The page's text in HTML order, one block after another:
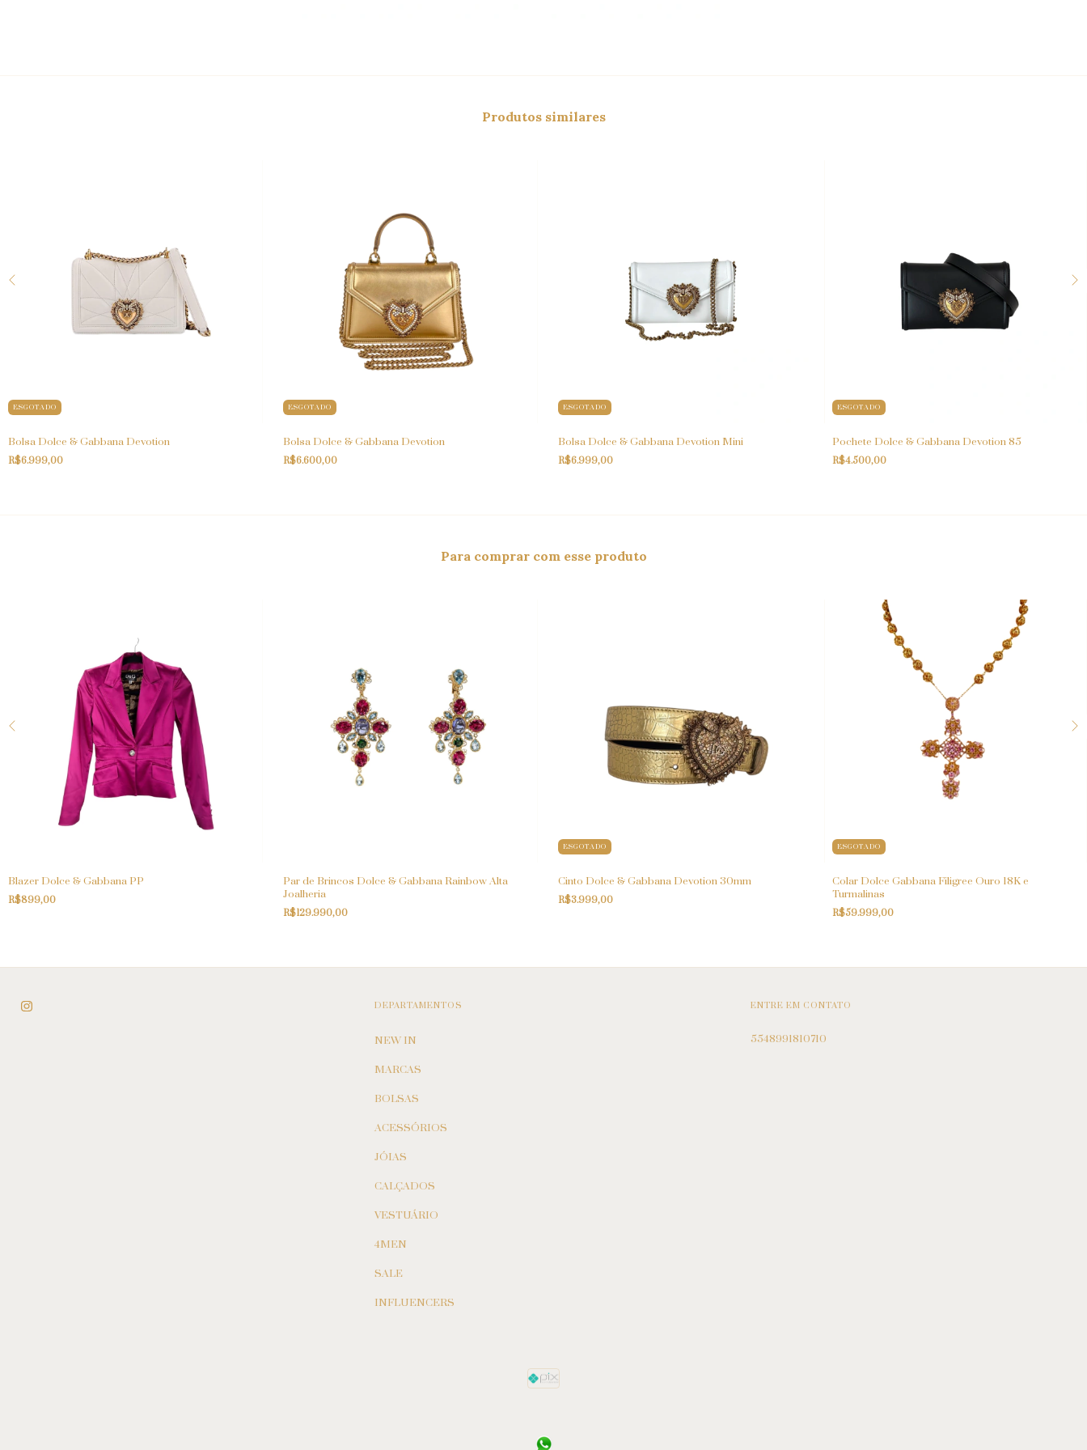
Produtos similares
ESGOTADO
Bolsa Dolce & Gabbana Devotion
R$6.999,00
ESGOTADO
Bolsa Dolce & Gabbana Devotion
R$6.600,00
ESGOTADO
Bolsa Dolce & Gabbana Devotion Mini
R$6.999,00
ESGOTADO
Pochete Dolce & Gabbana Devotion 85
R$4.500,00
Para comprar com esse produto
Blazer Dolce & Gabbana PP
R$899,00
Par de Brincos Dolce & Gabbana Rainbow Alta
Joalheria
R$129.990,00
ESGOTADO
Cinto Dolce & Gabbana Devotion 30mm
R$3.999,00
ESGOTADO
Colar Dolce Gabbana Filigree Ouro 18K e
Turmalinas
R$59.999,00
DEPARTAMENTOS
NEW IN
MARCAS
BOLSAS
ACESSÓRIOS
JÓIAS
CALÇADOS
VESTUÁRIO
4MEN
SALE
INFLUENCERS
ENTRE EM CONTATO
5548991810710